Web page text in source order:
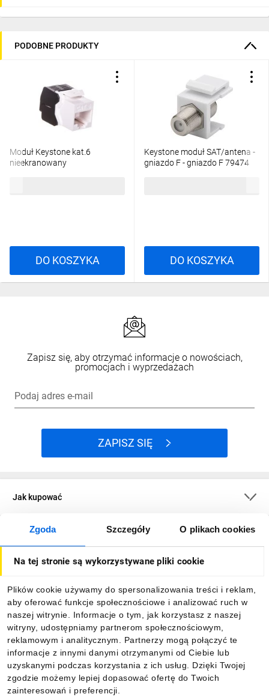
Zgoda Szczegóły O plikach cookies
Na tej stronie są wykorzystywane pliki cookie
Plików cookie używamy do spersonalizowania treści i reklam,
aby oferować funkcje społecznościowe i analizować ruch w
naszej witrynie. Informacje o tym, jak korzystasz z naszej
witryny, udostępniamy partnerom społecznościowym,
reklamowym i analitycznym. Partnerzy mogą połączyć te
informacje z innymi danymi otrzymanymi od Ciebie lub
uzyskanymi podczas korzystania z ich usług. Dzięki Twojej
zgodzie możemy lepiej dopasować ofertę do Twoich
zainteresowań i preferencji.
PODOBNE PRODUKTY
Moduł Keystone kat.6
nieekranowany
DO KOSZYKA
Keystone moduł SAT/antena -
gniazdo F - gniazdo F 79474
DO KOSZYKA
Zapisz się, aby otrzymać informacje o nowościach,
promocjach i wyprzedażach
Podaj adres e-mail
ZAPISZ SIĘ
Jak kupować
O firmie
Informacje
Pobierz naszą aplikację mobilną: